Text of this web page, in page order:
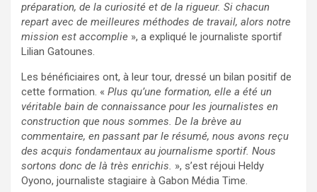
préparation, de la curiosité et de la rigueur. Si chacun
repart avec de meilleures méthodes de travail, alors notre
mission est accomplie », a expliqué le journaliste sportif
Lilian Gatounes.
Les bénéficiaires ont, à leur tour, dressé un bilan positif de
cette formation. « Plus qu’une formation, elle a été un
véritable bain de connaissance pour les journalistes en
construction que nous sommes. De la brève au
commentaire, en passant par le résumé, nous avons reçu
des acquis fondamentaux au journalisme sportif. Nous
sortons donc de là très enrichis. », s’est réjoui Heldy
Oyono, journaliste stagiaire à Gabon Média Time.